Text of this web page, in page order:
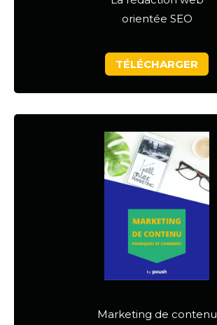
orientée SEO
TÉLÉCHARGER
Marketing de contenu